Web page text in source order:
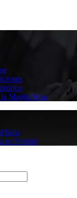
la Maglia Rosa
en Fortnite